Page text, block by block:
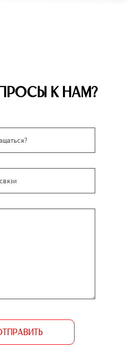
К НАМ?